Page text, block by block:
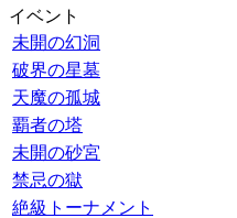
イベント
未開の幻洞
破界の星墓
天魔の孤城
覇者の塔
未開の砂宮
禁忌の獄
絶級トーナメント